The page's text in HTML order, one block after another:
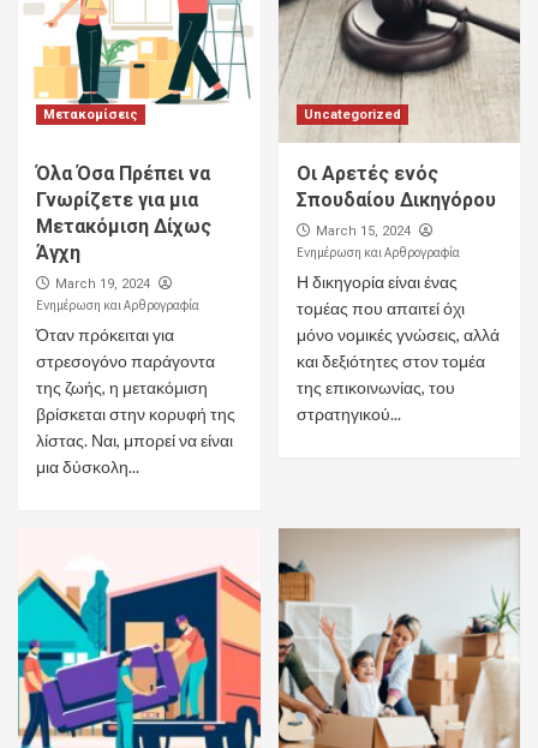
Μετακομίσεις
Όλα Όσα Πρέπει να
Γνωρίζετε για μια
Μετακόμιση Δίχως
Άγχη
March 19, 2024
Ενημέρωση και Αρθρογραφία
Όταν πρόκειται για
στρεσογόνο παράγοντα
της ζωής, η μετακόμιση
βρίσκεται στην κορυφή της
λίστας. Ναι, μπορεί να είναι
μια δύσκολη...
Uncategorized
Οι Αρετές ενός
Σπουδαίου Δικηγόρου
March 15, 2024
Ενημέρωση και Αρθρογραφία
Η δικηγορία είναι ένας
τομέας που απαιτεί όχι
μόνο νομικές γνώσεις, αλλά
και δεξιότητες στον τομέα
της επικοινωνίας, του
στρατηγικού...